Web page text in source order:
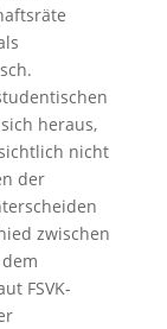
heraus,
nicht
der
zwischen
FSVK-